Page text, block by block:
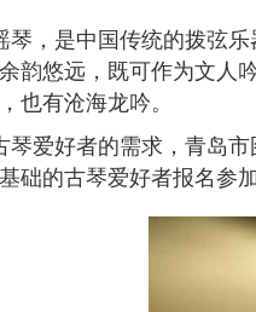
琴，是中国传统的拨弦
韵悠远，既可作为文人
也有沧海龙吟。
琴爱好者的需求，青岛
础的古琴爱好者报名参加